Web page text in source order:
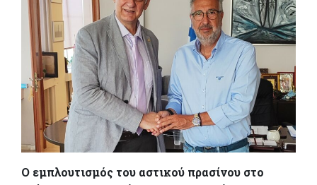
Ο εμπλουτισμός του αστικού πρασίνου στο